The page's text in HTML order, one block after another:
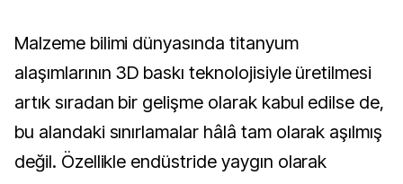
Malzeme bilimi dünyasında titanyum
alaşımlarının 3D baskı teknolojisiyle üretilmesi
artık sıradan bir gelişme olarak kabul edilse de,
bu alandaki sınırlamalar hâlâ tam olarak aşılmış
değil. Özellikle endüstride yaygın olarak